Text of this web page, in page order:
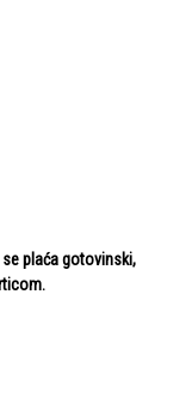
plaća gotovinski,